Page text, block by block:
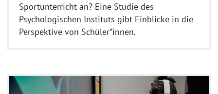
Sportunterricht an? Eine Studie des
Psychologischen Instituts gibt Einblicke in die
Perspektive von Schüler*innen.